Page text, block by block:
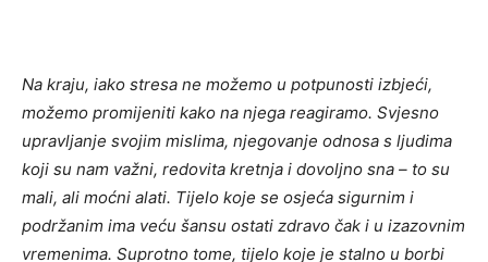
Na kraju, iako stresa ne možemo u potpunosti izbjeći,
možemo promijeniti kako na njega reagiramo. Svjesno
upravljanje svojim mislima, njegovanje odnosa s ljudima
koji su nam važni, redovita kretnja i dovoljno sna – to su
mali, ali moćni alati. Tijelo koje se osjeća sigurnim i
podržanim ima veću šansu ostati zdravo čak i u izazovnim
vremenima. Suprotno tome, tijelo koje je stalno u borbi